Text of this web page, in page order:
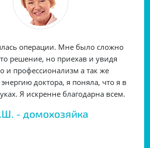
операции. Мне было сложно
решение, но приехав и увидя
и профессионализм а так же
доктора, я поняла, что я в
Я искренне благодарна всем.
- домохозяйка